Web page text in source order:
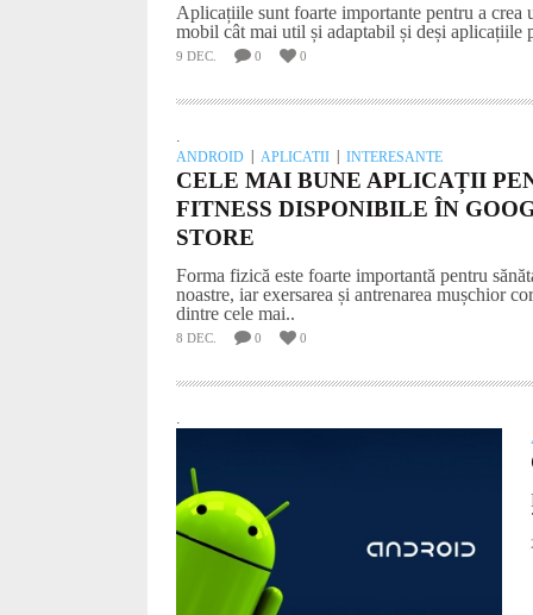
Aplicațiile sunt foarte importante pentru a crea
mobil cât mai util și adaptabil și deși aplicațiile
9 DEC. 0 0
ANDROID APLICATII INTERESANTE
CELE MAI BUNE APLICAȚII
FITNESS DISPONIBILE ÎN
STORE
Forma fizică este foarte importantă pentru
noastre, iar exersarea și antrenarea mușchior
dintre cele mai..
8 DEC. 0 0